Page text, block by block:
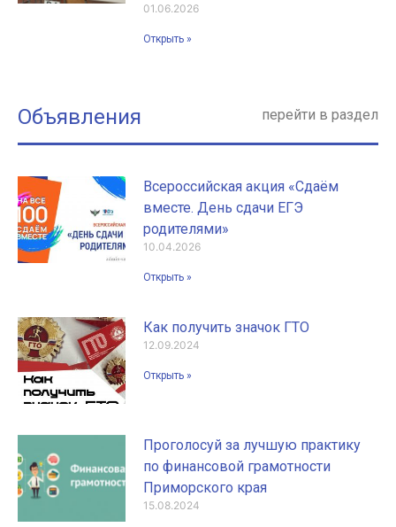
01.06.2026
Открыть »
Объявления перейти в раздел
Всероссийская акция «Сдаём
вместе. День сдачи ЕГЭ
родителями»
10.04.2026
Открыть »
Как получить значок ГТО
12.09.2024
Открыть »
Проголосуй за лучшую практику
по финансовой грамотности
Приморского края
15.08.2024